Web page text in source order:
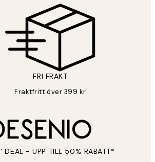
FRI FRAKT
Fraktfritt över 399 kr
DEAL - UPP TILL 50% RABATT*